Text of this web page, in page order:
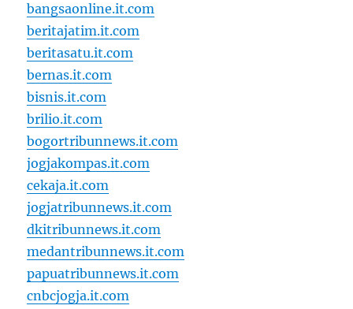
bangsaonline.it.com
beritajatim.it.com
beritasatu.it.com
bernas.it.com
bisnis.it.com
brilio.it.com
bogortribunnews.it.com
jogjakompas.it.com
cekaja.it.com
jogjatribunnews.it.com
dkitribunnews.it.com
medantribunnews.it.com
papuatribunnews.it.com
cnbcjogja.it.com